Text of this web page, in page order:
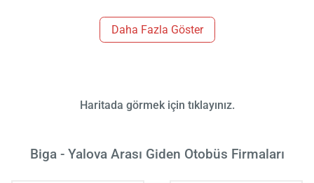
Daha Fazla Göster
Haritada görmek için tıklayınız.
Biga - Yalova Arası Giden Otobüs Firmaları